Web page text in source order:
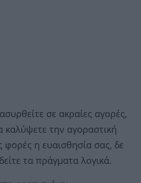
σε ακραίες αγορές,
την αγοραστική
φορές η ευαισθησία σας, δε
τα πράγματα λογικά.